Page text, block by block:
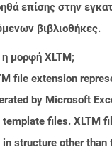
επίσης στην
βιβλιοθήκες.
η μορφή XLTM;
file extension
by Microsoft
template files. XLTM
in structure other than